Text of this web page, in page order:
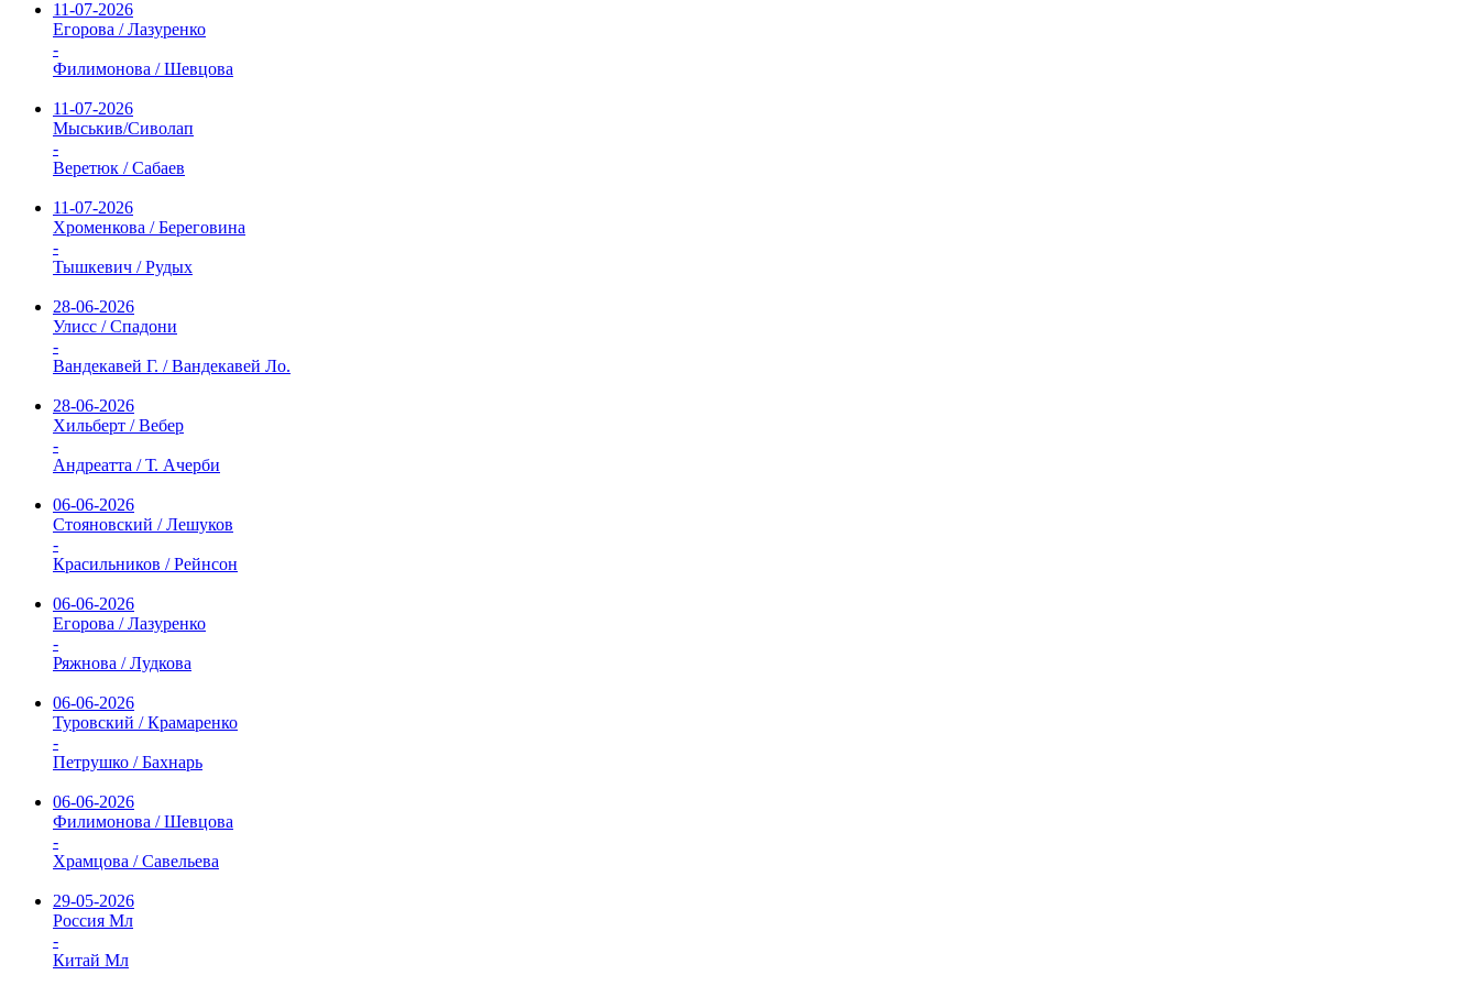
11-07-2026
Егорова / Лазуренко
-
Филимонова / Шевцова
11-07-2026
Мыськив/Сиволап
-
Веретюк / Сабаев
11-07-2026
Хроменкова / Береговина
-
Тышкевич / Рудых
28-06-2026
Улисс / Спадони
-
Вандекавей Г. / Вандекавей Ло.
28-06-2026
Хильберт / Вебер
-
Андреатта / Т. Ачерби
06-06-2026
Стояновский / Лешуков
-
Красильников / Рейнсон
06-06-2026
Егорова / Лазуренко
-
Ряжнова / Лудкова
06-06-2026
Туровский / Крамаренко
-
Петрушко / Бахнарь
06-06-2026
Филимонова / Шевцова
-
Храмцова / Савельева
29-05-2026
Россия Мл
-
Китай Мл